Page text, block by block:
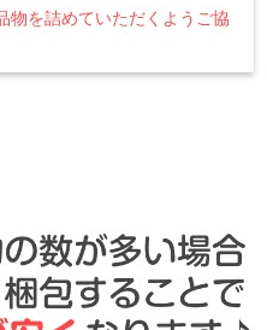
を詰めていただくようご協